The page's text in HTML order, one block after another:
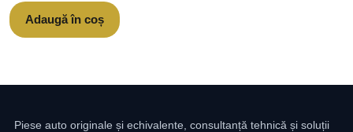
Adaugă în coș
Piese auto originale și echivalente, consultanță tehnică și soluții